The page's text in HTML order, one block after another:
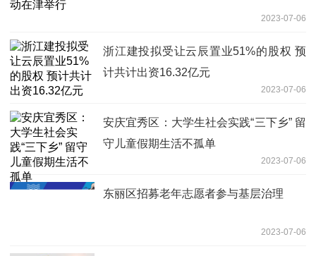
2023-07-06
浙江建投拟受让云辰置业51%的股权 预
计共计出资16.32亿元
2023-07-06
安庆宜秀区：大学生社会实践“三下乡” 留
守儿童假期生活不孤单
2023-07-06
东丽区招募老年志愿者参与基层治理
2023-07-06